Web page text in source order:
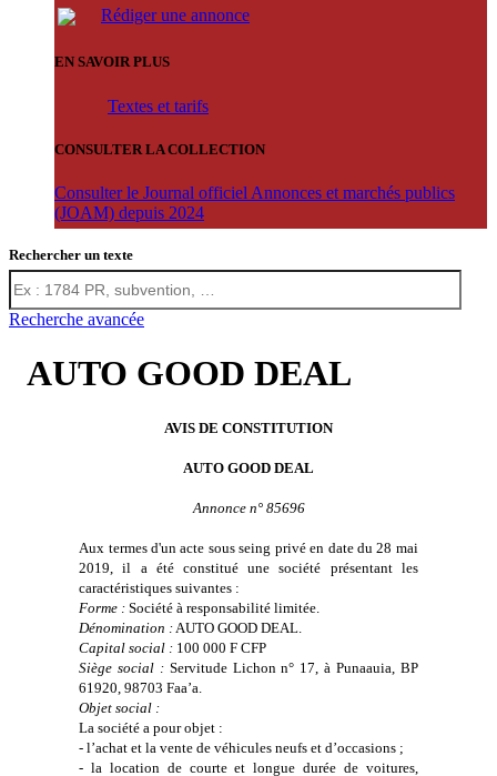
Rédiger une annonce
EN SAVOIR PLUS
Textes et tarifs
CONSULTER LA COLLECTION
Consulter le Journal officiel Annonces et marchés publics
(JOAM) depuis 2024
Rechercher un texte
Recherche avancée
AUTO GOOD DEAL
AVIS DE CONSTITUTION
AUTO GOOD DEAL
Annonce n° 85696
Aux termes d'un acte sous seing privé en date du 28 mai
2019, il a été constitué une société présentant les
caractéristiques suivantes :
Forme : Société à responsabilité limitée.
Dénomination : AUTO GOOD DEAL
Capital social : 100 000 F CFP
Siège social :Servitude Lichon n° 17, à Punaauia, BP
61920, 98703 Faa’a.
Objet social :
La société a pour objet :
- l’achat et la vente de véhicules neufs et d’occasions ;
- la location de courte et longue durée de voitures,